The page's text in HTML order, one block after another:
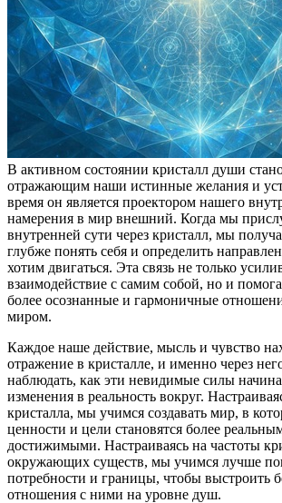
В активном состоянии кристалл души
отражающим наши истинные желания и
время он является проектором нашего
намерения в мир внешний. Когда мы
внутренней сути через кристалл, мы
глубже понять себя и определить
хотим двигаться. Эта связь не только
взаимодействие с самим собой, но и
более осознанные и гармоничные
миром.
Каждое наше действие, мысль и чувство
отражение в кристалле, и именно через
наблюдать, как эти невидимые силы
изменения в реальность вокруг.
кристалла, мы учимся создавать мир, в
ценности и цели становятся более
достижимыми. Настраиваясь на частоты
окружающих существ, мы учимся лучше
потребности и границы, чтобы выстроить
отношения с ними на уровне душ.